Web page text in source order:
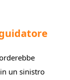
un sinistro